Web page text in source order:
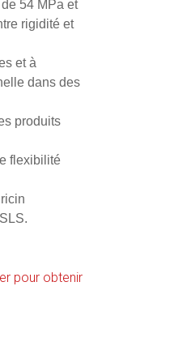
54 MPa et
rigidité et
et à
dans des
produits
flexibilité
pour obtenir